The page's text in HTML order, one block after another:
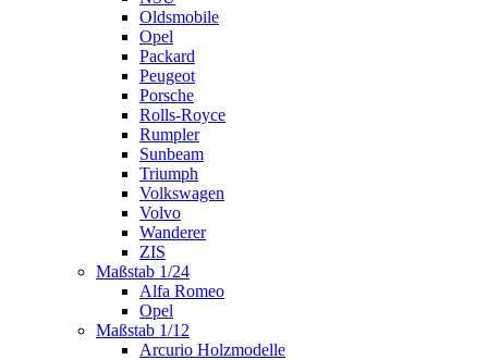
Oldsmobile
Opel
Packard
Peugeot
Porsche
Rolls-Royce
Rumpler
Sunbeam
Triumph
Volkswagen
Volvo
Wanderer
ZIS
Maßstab 1/24
Alfa Romeo
Opel
Maßstab 1/12
Arcurio Holzmodelle